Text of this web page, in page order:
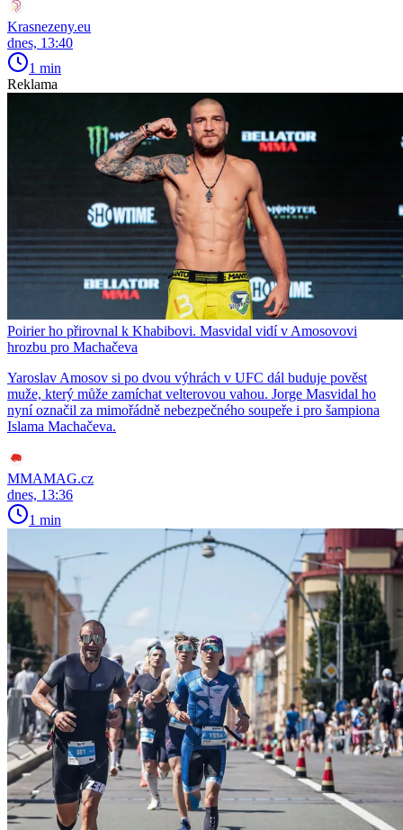
Krasnezeny.eu
dnes, 13:40
1 min
Reklama
Poirier ho přirovnal k Khabibovi. Masvidal vidí v Amosovovi
hrozbu pro Machačeva
Yaroslav Amosov si po dvou výhrách v UFC dál buduje pověst
muže, který může zamíchat velterovou vahou. Jorge Masvidal ho
nyní označil za mimořádně nebezpečného soupeře i pro šampiona
Islama Machačeva.
MMAMAG.cz
dnes, 13:36
1 min